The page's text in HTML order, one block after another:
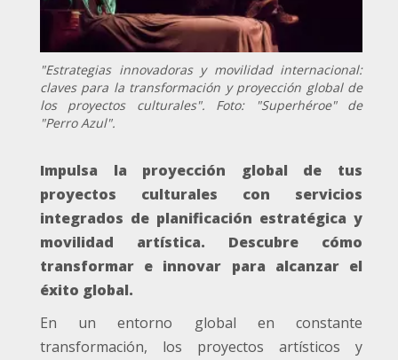
"Estrategias innovadoras y movilidad internacional:
claves para la transformación y proyección global de
los proyectos culturales". Foto: "Superhéroe" de
"Perro Azul".
Impulsa la proyección global de tus
proyectos culturales con servicios
integrados de planificación estratégica y
movilidad artística. Descubre cómo
transformar e innovar para alcanzar el
éxito global.
En un entorno global en constante
transformación, los proyectos artísticos y